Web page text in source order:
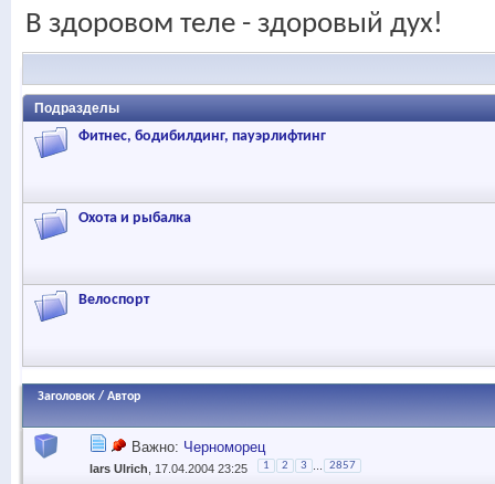
В здоровом теле - здоровый дух!
Подразделы
Фитнес, бодибилдинг, пауэрлифтинг
Охота и рыбалка
Велоспорт
Заголовок / Автор
Важно: Черноморец
lars Ulrich , 17.04.2004 23:25 1 2 3 2857